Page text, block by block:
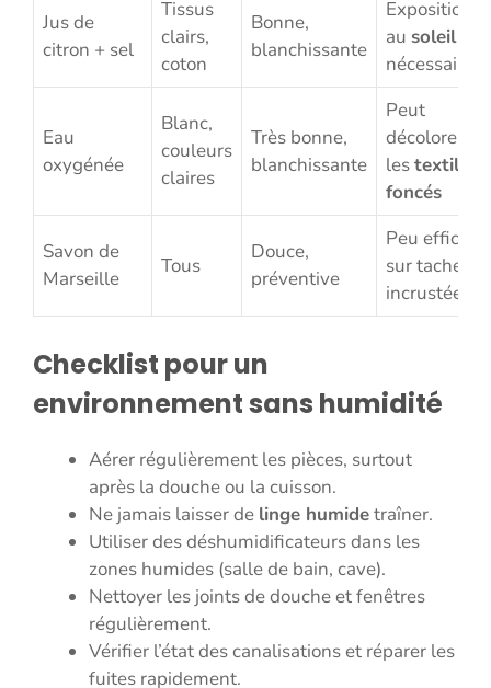
Jus de
citron + sel
Tissus
clairs,
coton
Bonne,
blanchissante
Exposition
au soleil
nécessaire
Eau
oxygénée
Blanc,
couleurs
claires
Très bonne,
blanchissante
Peut
décolorer
lestextiles
foncés
Savon de
Marseille
Tous
Douce,
préventive
Peu efficace
sur taches
incrustées
Checklist pour un
environnement sans humidité
Aérer régulièrement les pièces, surtout
après la douche ou la cuisson.
Ne jamais laisser de linge humidetraîner.
Utiliser des déshumidificateurs dans les
zones humides (salle de bain, cave).
Nettoyer les joints de douche et fenêtres
régulièrement.
Vérifier l’état des canalisations et réparer les
fuites rapidement.